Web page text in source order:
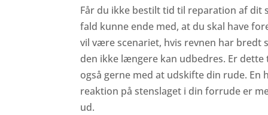
Får du ikke bestilt tid til reparation af dit
fald kunne ende med, at du skal have
vil være scenariet, hvis revnen har bredt
den ikke længere kan udbedres. Er
også gerne med at udskifte din rude. En
reaktion på stenslaget i din forrude er
ud.